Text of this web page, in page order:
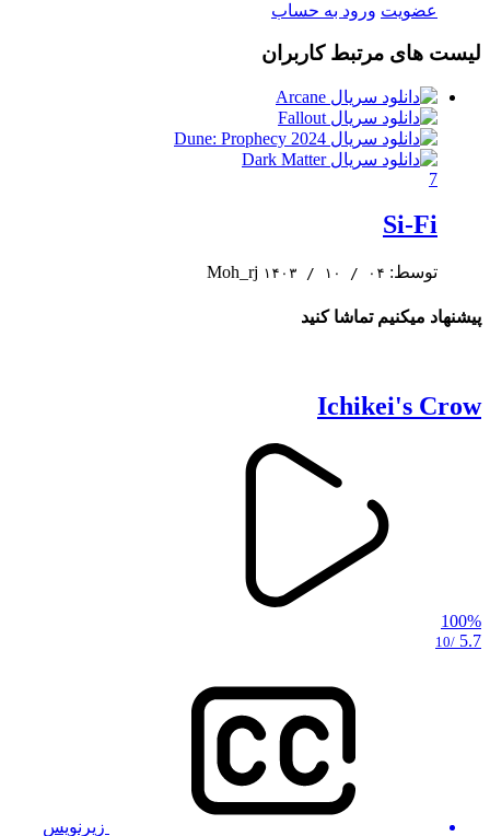
عضویت ورود به حساب
لیست های مرتبط کاربران
7
Si-Fi
توسط: Moh_rj ۱۴۰۳ / ۱۰ / ۰۴
پیشنهاد میکنیم تماشا کنید
Ichikei's Crow
100%
5.7
/10
زیرنویس